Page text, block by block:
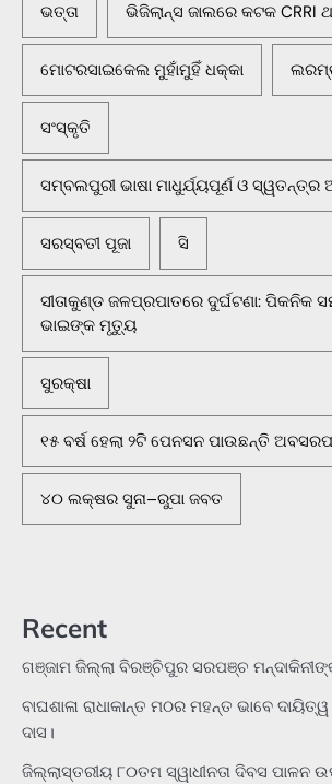
ଭତ୍ତା ଭିଜିଲାନ୍ସ ଜାଲରେ କଟକ CRRI
ମୋଟରସାଇକେଲ ମୁହାଁମୁହିଁ ଧକ୍କା
ସଂସ୍କୃତି
ସମ୍ବଲପୁରୀ ଭାଷା ମାଧୁର୍ଯ୍ୟପୂର୍ଣ ଓ ସ୍ୱତନ୍ତ୍ର
ସରସ୍ବତୀ ପୂଜା ସି
ସୀତାକୁଣ୍ଡ ଜଳପ୍ରପାତରେ ଦୁର୍ଘଟଣା: ପିକନିକ
ଭାଇଙ୍କ ମୃତ୍ୟୁ
ସୁରକ୍ଷା
୧୫ ବର୍ଷ ହେଲା ୨ଟି ପେନସନ ପାଉଛନ୍ତି
୪୦ ଲକ୍ଷର ସୁନା–ରୁପା ଜବତ
Recent
ଗଞ୍ଜାମ ଜିଲ୍ଲା ବିରଞ୍ଚିପୁର ସରପଞ୍ଚ
ବାଘଶାଳା ରାଧାକାନ୍ତ ମଠର ମହନ୍ତ ଭାବେ
ଦାସ।
ଜିଲ୍ଲାସ୍ତରୀୟ ୮୦ତମ ସ୍ୱାଧୀନତା ଦିବସ ପାଳନ